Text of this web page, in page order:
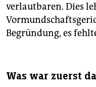
verlautbaren. Dies
Begründung, es
Was war zuerst